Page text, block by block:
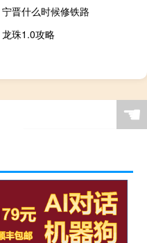
宁晋什么时候修铁路
龙珠1.0攻略
☚